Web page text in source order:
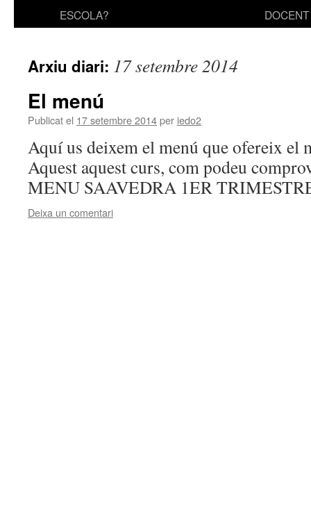
ESCOLA?
DOCENT
Arxiu diari: 17 setembre 2014
El menú
Publicat el 17 setembre 2014per iedo2
Aquí us deixem el menú que ofereix el
Aquest aquest curs, com podeu
MENU SAAVEDRA 1ER
Deixa un comentari